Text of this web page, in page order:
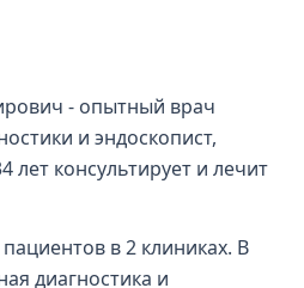
- опытный врач
и эндоскопист,
консультирует и лечит
в 2 клиниках. В
диагностика и